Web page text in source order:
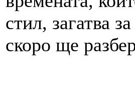
стил, загатва
скоро ще